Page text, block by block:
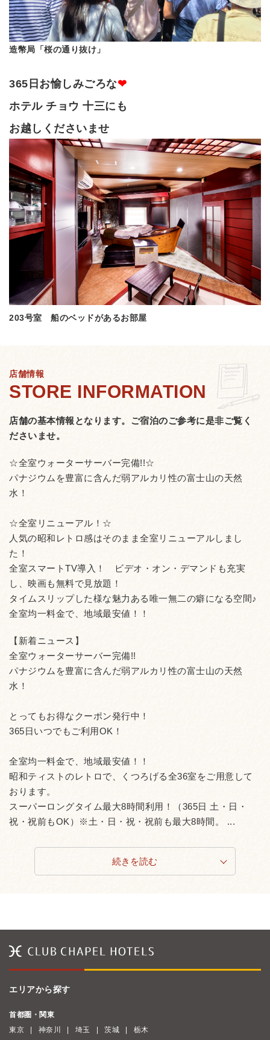
造幣局「桜の通り抜け」
365日お愉しみごろな❤
ホテル チョウ 十三にも
お越しくださいませ
203号室 船のベッドがあるお部屋
店舗情報
店舗の基本情報となります。 ご宿泊のご参考に是非ご覧く
ださいませ。
☆全室ウォーターサーバー完備!!☆
パナジウムを豊富に含んだ弱アルカリ性の富士山の天然
水！
☆全室リニューアル！☆
人気の昭和レトロ感はそのまま全室リニューアルしまし
た！
全室スマートTV導入！ ビデオ・オン・デマンドも充実
し、映画も無料で見放題！
タイムスリップした様な魅力ある唯一無二の癖になる空間♪
全室均一料金で、地域最安値！！
【新着ニュース】
全室ウォーターサーバー完備!!
パナジウムを豊富に含んだ弱アルカリ性の富士山の天然
水！
とってもお得なクーポン発行中！
365日いつでもご利用OK！
全室均一料金で、地域最安値！！
昭和ティストのレトロで、くつろげる全36室をご用意して
おります。
スーパーロングタイム最大8時間利用！（365日 土・日・
祝・祝前もOK）※土・日・祝・祝前も最大8時間。 ...
続きを読む
エリアから探す
首都圏・関東
東京
神奈川 埼玉 茨城 栃木